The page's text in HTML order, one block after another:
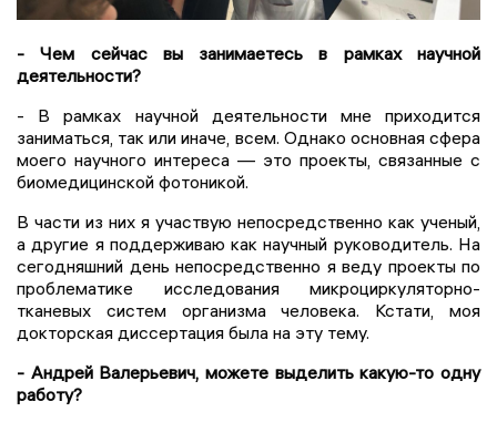
- Чем сейчас вы занимаетесь в рамках научной
деятельности?
- В рамках научной деятельности мне приходится
заниматься, так или иначе, всем. Однако основная сфера
моего научного интереса — это проекты, связанные с
биомедицинской фотоникой.
В части из них я участвую непосредственно как ученый,
а другие я поддерживаю как научный руководитель. На
сегодняшний день непосредственно я веду проекты по
проблематике исследования микроциркуляторно-
тканевых систем организма человека. Кстати, моя
докторская диссертация была на эту тему.
- Андрей Валерьевич, можете выделить какую-то одну
работу?